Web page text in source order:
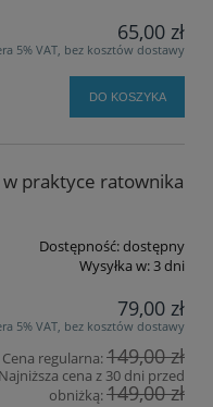
65,00 zł
5% VAT, bez kosztów dostawy
DO KOSZYKA
praktyce ratownika
Dostępność:dostępny
Wysyłka w:3 dni
79,00 zł
5% VAT, bez kosztów dostawy
Cena regularna:149,00 zł
Najniższa cena z 30 dni przed
obniżką:149,00 zł